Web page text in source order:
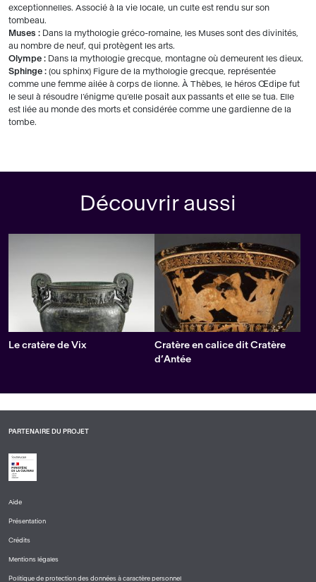
exceptionnelles. Associé à la vie locale, un culte est rendu sur son
tombeau.
Muses : Dans la mythologie gréco-romaine, les Muses sont des divinités,
au nombre de neuf, qui protègent les arts.
Olympe : Dans la mythologie grecque, montagne où demeurent les dieux.
Sphinge : (ou sphinx) Figure de la mythologie grecque, représentée
comme une femme ailée à corps de lionne. À Thèbes, le héros Œdipe fut
le seul à résoudre l’énigme qu’elle posait aux passants et elle se tua. Elle
est liée au monde des morts et considérée comme une gardienne de la
tombe.
Découvrir aussi
Le cratère de Vix
Cratère en calice dit Cratère
d’Antée
PARTENAIRE DU PROJET
DE
PAGE
1
Aide
Présentation
Crédits
Mentions légales
Politique de protection des données à caractère personnel